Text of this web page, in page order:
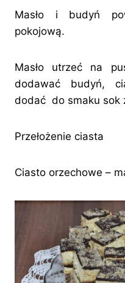
Masło i budyń
pokojową.
Masło utrzeć na
dodawać budyń,
dodać do smaku sok
Przełożenie ciasta
Ciasto orzechowe –